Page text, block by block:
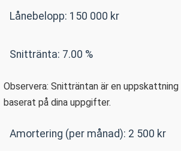
Lånebelopp: 150 000 kr
Snittränta: 7.00 %
Observera: Snitträntan är en uppskattning
baserat på dina uppgifter.
Amortering (per månad): 2 500 kr